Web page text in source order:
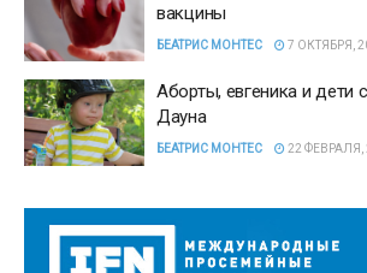
вакцины
БЕАТРИС МОНТЕС 7 ОКТЯБРЯ,
Аборты, евгеника и дети
Дауна
БЕАТРИС МОНТЕС 22 ФЕВРАЛЯ,